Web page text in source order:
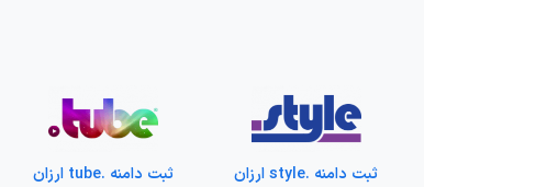
ثبت دامنه .style ارزان
ثبت دامنه .tube ارزان